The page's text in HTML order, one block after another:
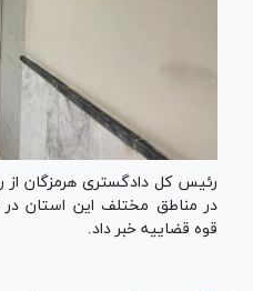
در مناطق مختلف این استان در
قوه قضاییه خبر داد.